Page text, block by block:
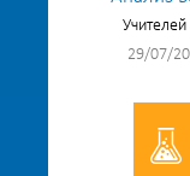
Учителей
29/07/